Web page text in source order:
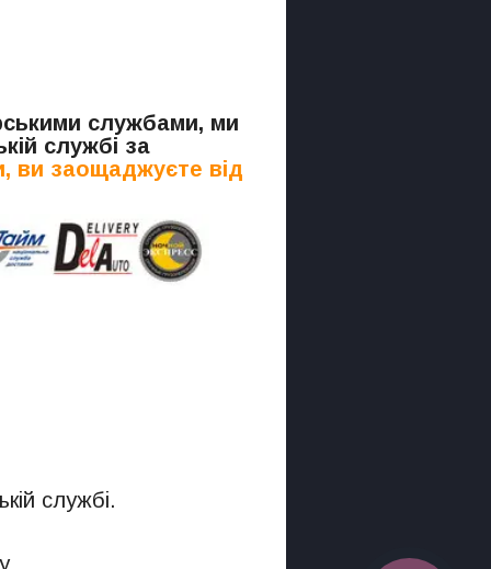
службами, ми
службі за
ви заощаджуєте від
службі.